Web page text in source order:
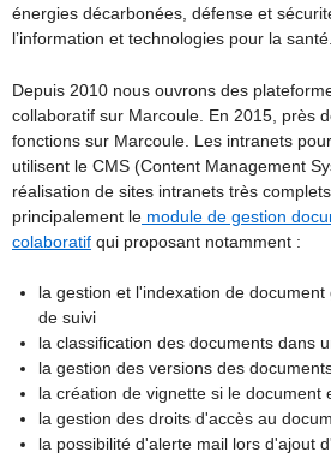
énergies décarbonées, défense et
l’information et technologies pour la santé.
Depuis 2010 nous ouvrons des
collaboratif sur Marcoule. En 2015, près
fonctions sur Marcoule. Les intranets
utilisent le CMS (Content Management
réalisation de sites intranets très
principalement le module de gestion
colaboratif qui proposant notamment :
la gestion et l'indexation de
de suivi
la classification des documents dans
la gestion des versions des
la création de vignette si le document
la gestion des droits d'accès au
la possibilité d'alerte mail lors d'ajout